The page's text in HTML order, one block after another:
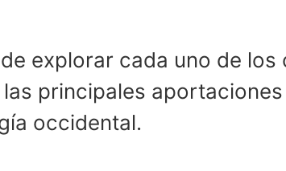
explorar cada uno de
principales
occidental.